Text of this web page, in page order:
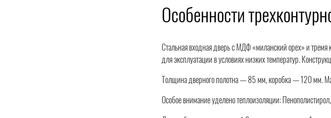
Особенности
Стальная входная дверь с МДФ «миланский орех» и тремя
для эксплуатации в условиях низких температур.
Толщина дверного полотна — 85 мм, коробка — 120 мм.
Особое внимание уделено теплоизоляции: